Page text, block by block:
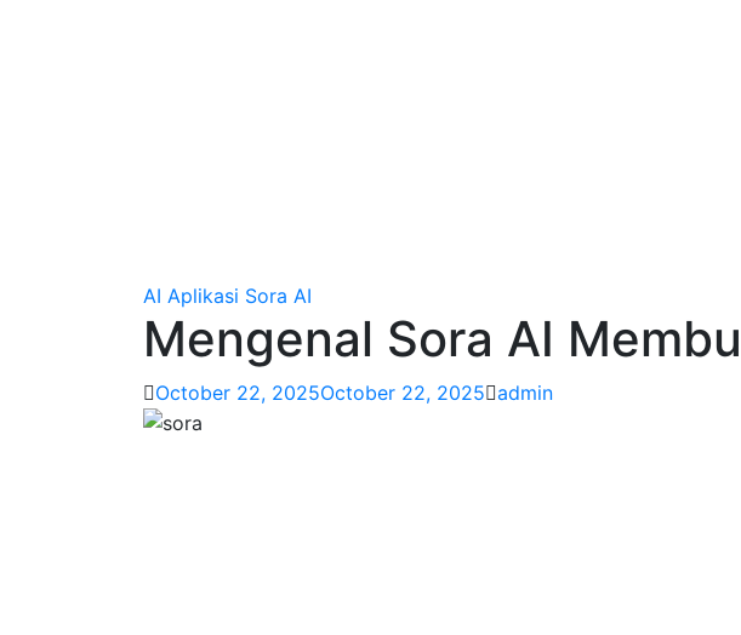
AI Aplikasi Sora AI
Mengenal Sora AI
October 22, 2025October 22, 2025 admin